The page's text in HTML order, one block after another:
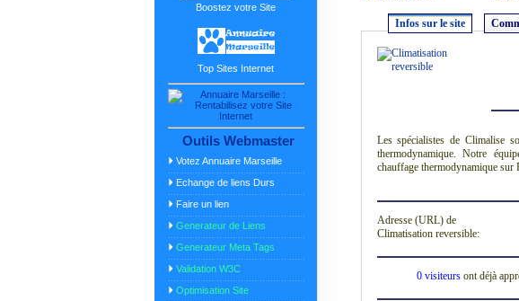
Boostez votre Site
Top Sites Internet
Outils Webmaster
Votez Annuaire Marseille
Echange de liens Durs
Faire un lien
Generateur de Liens
Generateur Meta Tags
Validation W3C
Optimisation Site
Infos sur le site
Les spécialistes de Climalise
thermodynamique. Notre
chauffage thermodynamique sur
Adresse (URL) de
Climatisation reversible:
0 visiteursont déjà